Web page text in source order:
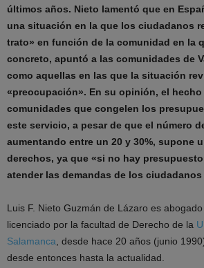
últimos años. Nieto lamentó que en
una situación en la que los ciudadanos
trato» en función de la comunidad en la
concreto, apuntó a las comunidades de
como aquellas en las que la situación
«preocupación». En su opinión, el hecho
comunidades que congelen los
este servicio, a pesar de que el número
aumentando entre un 20 y 30%, supone
derechos, ya que «si no hay
atender las demandas de los
Luis F. Nieto Guzmán de Lázaro es abogado
licenciado por la facultad de Derecho de la
Salamanca , desde hace 20 años (junio
desde entonces hasta la actualidad.